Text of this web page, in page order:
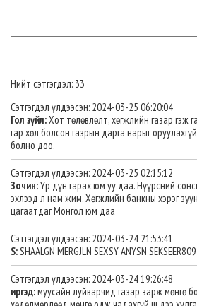
Нийт сэтгэгдэл: 33
Сэтгэгдэл үлдээсэн: 2024-03-25 06:20:04
Гол зүйл:Хот төлөвлөлт, хөгжлийн газар гэж
гар хөл болсон газрын дарга нарыг
болно доо.
Сэтгэгдэл үлдээсэн: 2024-03-25 02:15:12
Зочин:Үр дүн гарах юм уу даа. Нүүрсний
эхлээд л нам жим. Хөгжлийн банкны хэрэг
цагаатдаг Монгол юм даа
Сэтгэгдэл үлдээсэн: 2024-03-24 21:53:41
S:SHAALGN MERGJLN SEXSY ANYSN
Сэтгэгдэл үлдээсэн: 2024-03-24 19:26:48
иргэд:муусайн луйварчид газар зарж мөнгө